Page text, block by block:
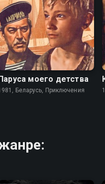
7.1
моего детства
Беларусь, Приключения